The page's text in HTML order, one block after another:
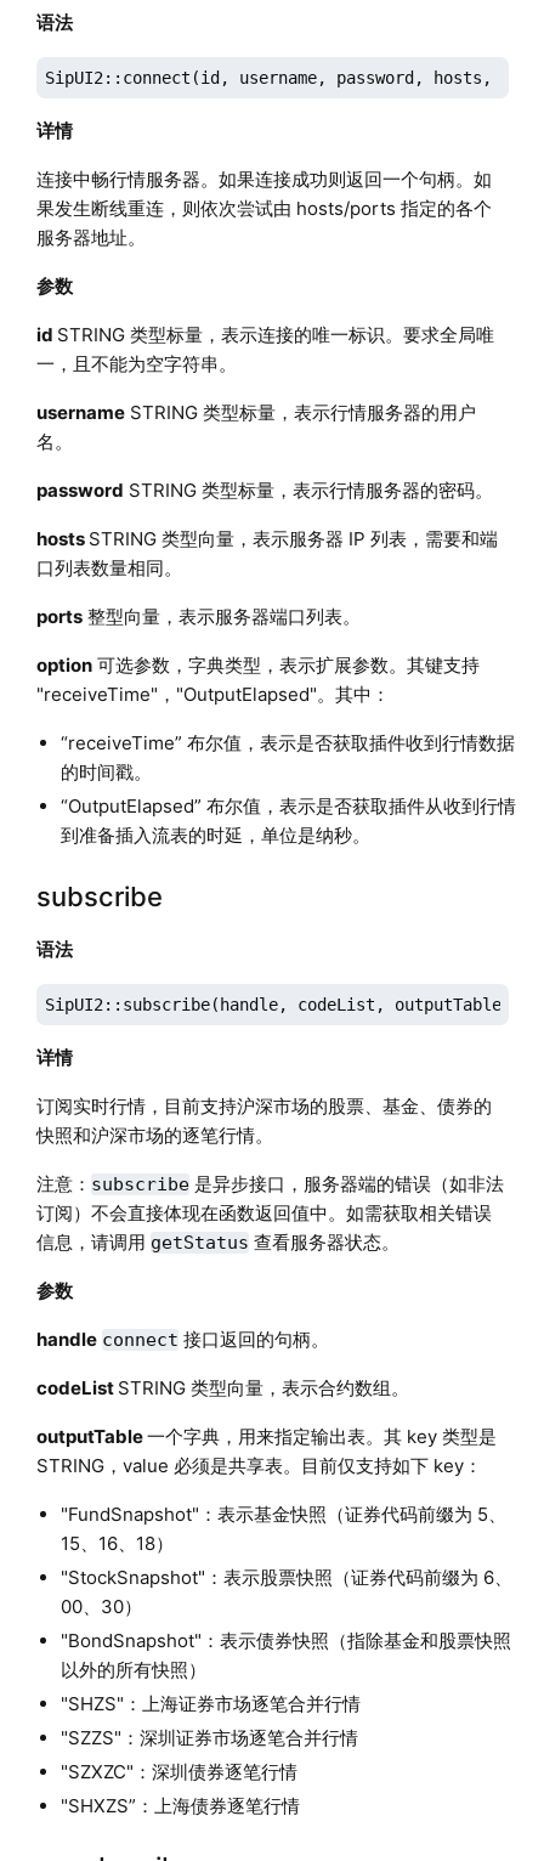
语法
SipUI2::connect(id, username, password, hosts,
详情
连接中畅行情服务器。如果连接成功则返回一个句柄。如
果发生断线重连，则依次尝试由 hosts/ports 指定的各个
服务器地址。
参数
id STRING 类型标量，表示连接的唯一标识。要求全局唯
一，且不能为空字符串。
usernameSTRING 类型标量，表示行情服务器的用户
名。
password STRING 类型标量，表示行情服务器的密码。
hosts STRING 类型向量，表示服务器 IP 列表，需要和端
口列表数量相同。
ports整型向量，表示服务器端口列表。
option可选参数，字典类型，表示扩展参数。其键支持
"receiveTime"，"OutputElapsed"。其中：
“receiveTime” 布尔值，表示是否获取插件收到行情数据
的时间戳。
“OutputElapsed” 布尔值，表示是否获取插件从收到行情
到准备插入流表的时延，单位是纳秒。
subscribe
语法
SipUI2::subscribe(handle, codeList, outputTable)
详情
订阅实时行情，目前支持沪深市场的股票、基金、债券的
快照和沪深市场的逐笔行情。
注意： subscribe是异步接口，服务器端的错误（如非法
订阅）不会直接体现在函数返回值中。如需获取相关错误
信息，请调用 getStatus 查看服务器状态。
参数
handle connect 接口返回的句柄。
codeList STRING 类型向量，表示合约数组。
outputTable一个字典，用来指定输出表。其 key 类型是
STRING，value 必须是共享表。目前仅支持如下 key：
"FundSnapshot"：表示基金快照（证券代码前缀为 5、
15、16、18）
"StockSnapshot"：表示股票快照（证券代码前缀为 6、
00、30）
"BondSnapshot"：表示债券快照（指除基金和股票快照
以外的所有快照）
"SHZS"：上海证券市场逐笔合并行情
"SZZS"：深圳证券市场逐笔合并行情
"SZXZC"：深圳债券逐笔行情
"SHXZS”：上海债券逐笔行情